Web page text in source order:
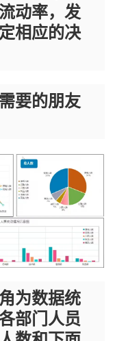
动率，发
相应的决
要的朋友
为数据统
部门人员